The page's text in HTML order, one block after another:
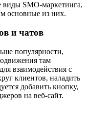
SMO-маркетинга,
основные из них.
и чатов
популярности,
там
взаимодействия с
клиентов, наладить
добавить кнопку,
на веб-сайт.